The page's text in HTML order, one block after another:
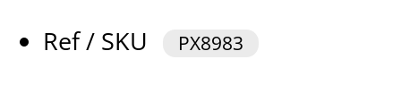
Ref / SKU
PX8983